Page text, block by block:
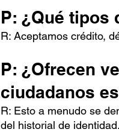
P: ¿Qué tipos
R: Aceptamos crédito,
P: ¿Ofrecen
ciudadanos
R: Esto a menudo se
del historial de